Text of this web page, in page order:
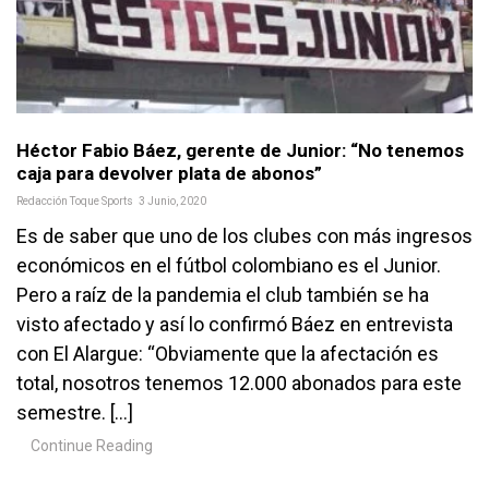
Héctor Fabio Báez, gerente de Junior: “No tenemos
caja para devolver plata de abonos”
Redacción Toque Sports 3 Junio, 2020
Es de saber que uno de los clubes con más ingresos
económicos en el fútbol colombiano es el Junior.
Pero a raíz de la pandemia el club también se ha
visto afectado y así lo confirmó Báez en entrevista
con El Alargue: “Obviamente que la afectación es
total, nosotros tenemos 12.000 abonados para este
semestre. […]
Continue Reading